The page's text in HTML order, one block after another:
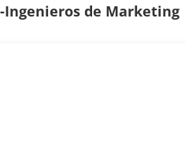
Ingenieros de Marketing